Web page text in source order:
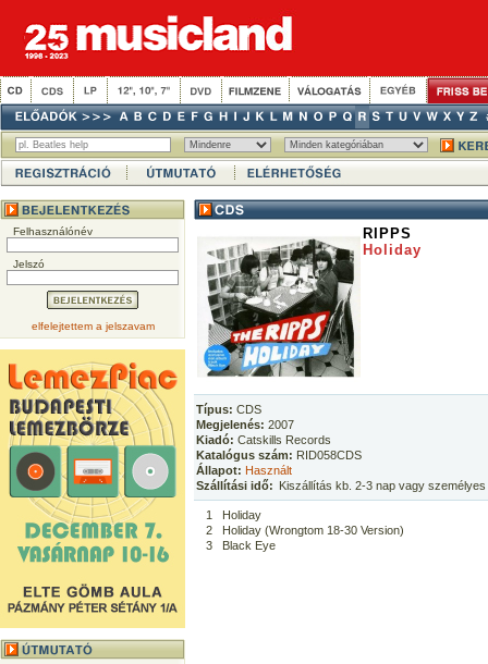
Felhasználónév
Jelszó
elfelejtettem a jelszavam
RIPPS
Holiday
Típus: CDS
Megjelenés: 2007
Kiadó: Catskills Records
Katalógus szám: RID058CDS
Állapot: Használt
Szállítási idő: Kiszállítás kb. 2-3 nap vagy
1
Holiday
2
Holiday (Wrongtom 18-30 Version)
3
Black Eye